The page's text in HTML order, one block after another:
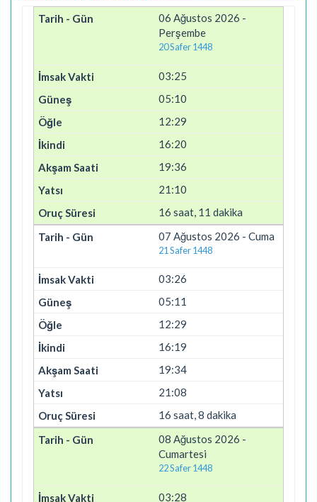
06 Ağustos 2026 -
Perşembe
20 Safer 1448
03:25
05:10
12:29
16:20
19:36
21:10
16 saat, 11 dakika
07 Ağustos 2026 - Cuma
21 Safer 1448
03:26
05:11
12:29
16:19
19:34
21:08
16 saat, 8 dakika
08 Ağustos 2026 -
Cumartesi
22 Safer 1448
03:28